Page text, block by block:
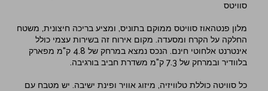
סוויטס
מלון פנטהאוז סוויטס ממוקם בתוניס, ומציע בריכה חיצונית, משטח
החלקה על הקרח ומסעדה. מקום אירוח זה בשירות עצמי כולל
אינטרנט אלחוטי חינם. הנכס נמצא במרחק של 4.8 ק"מ מפארק
בלוודיר ובמרחק של 7.3 ק"מ משדרת חביב בורגיבה.
כל סוויטה כוללת טלוויזיה, מיזוג אוויר ופינת ישיבה. יש מטבח עם